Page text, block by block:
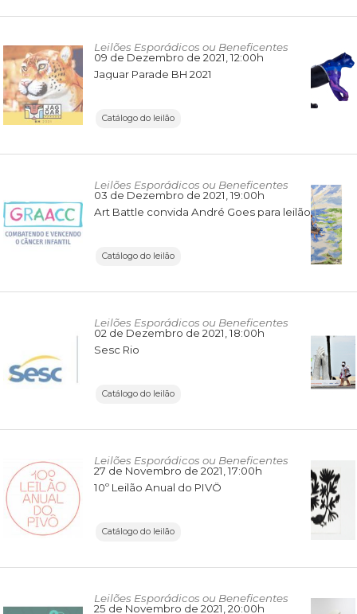
Leilões Esporádicos ou Beneficentes
09 de Dezembro de 2021 , 12:00h
Jaguar Parade BH 2021
Catálogo do leilão
Leilões Esporádicos ou Beneficentes
03 de Dezembro de 2021 , 19:00h
Art Battle convida André Goes para leilão GRAACC
Catálogo do leilão
Leilões Esporádicos ou Beneficentes
02 de Dezembro de 2021 , 18:00h
Sesc Rio
Catálogo do leilão
Leilões Esporádicos ou Beneficentes
27 de Novembro de 2021 , 17:00h
10º Leilão Anual do PIVÔ
Catálogo do leilão
Leilões Esporádicos ou Beneficentes
25 de Novembro de 2021 , 20:00h